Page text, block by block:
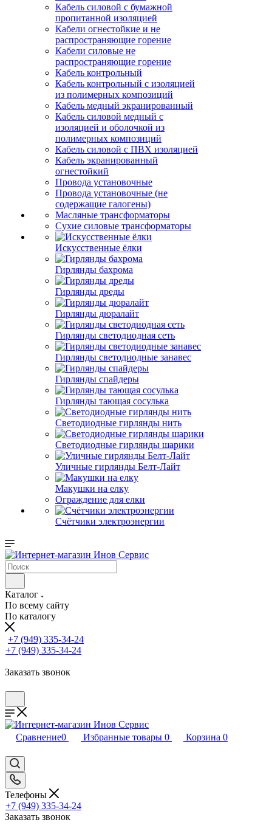
Кабель силовой с бумажной
пропитанной изоляцией
Кабели огнестойкие и не
распространяющие горение
Кабели силовые не
распространяющие горение
Кабель контрольный
Кабель контрольный с изоляцией
из полимерных композиций
Кабель медный экранированный
Кабель силовой медный с
изоляцией и оболочкой из
полимерных композиций
Кабель силовой с ПВХ изоляцией
Кабель экранированный
огнестойкий
Провода установочные
Провода установочные (не
содержащие галогены)
Масляные трансформаторы
Сухие силовые трансформаторы
Искусственные ёлки
Гирлянды бахрома
Гирлянды дреды
Гирлянды дюралайт
Гирлянды светодиодная сеть
Гирлянды светодиодные занавес
Гирлянды спайдеры
Гирлянды тающая сосулька
Светодиодные гирлянды нить
Светодиодные гирлянды шарики
Уличные гирлянды Белт-Лайт
Макушки на елку
Ограждение для елки
Счётчики электроэнергии
Каталог
По всему сайту
По каталогу
+7 (949) 335-34-24
+7 (949) 335-34-24
Заказать звонок
Сравнение0 Избранные товары 0 Корзина 0
Телефоны
+7 (949) 335-34-24
Заказать звонок